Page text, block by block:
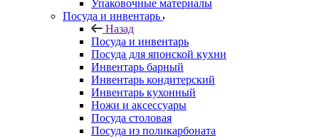
Упаковочные материалы
Посуда и инвентарь
Назад
Посуда и инвентарь
Посуда для японской кухни
Инвентарь барный
Инвентарь кондитерский
Инвентарь кухонный
Ножи и аксессуары
Посуда столовая
Посуда из поликарбоната